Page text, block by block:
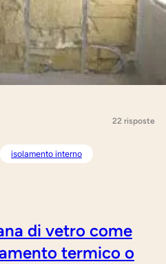
22 risposte
isolamento interno
di vetro come
termico o